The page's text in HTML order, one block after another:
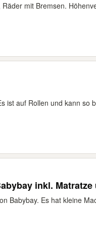
mit Bremsen.
ist auf Rollen und kann so
inkl. Matratze
Babybay. Es hat kleine